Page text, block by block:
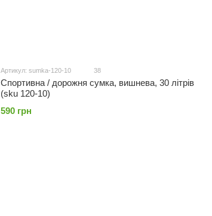
Артикул: sumka-120-10 38
Спортивна / дорожня сумка, вишнева, 30 літрів
(sku 120-10)
590 грн